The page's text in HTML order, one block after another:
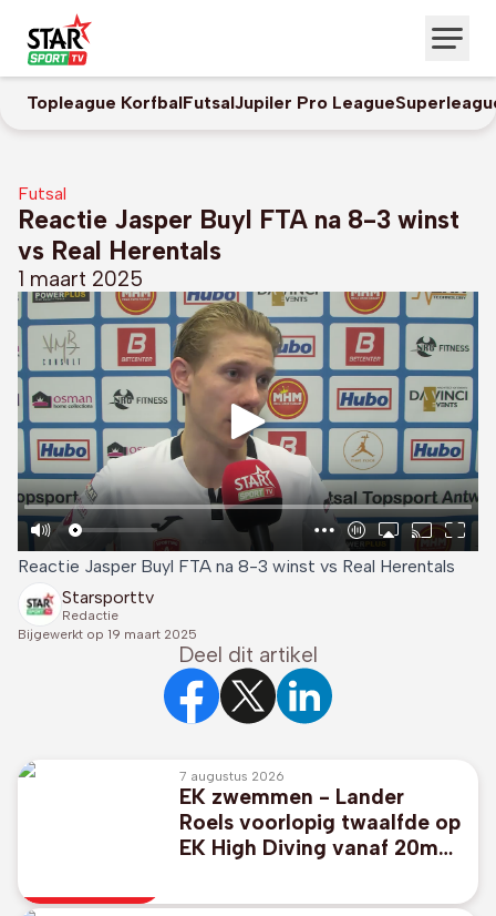
Topleague KorfbalFutsalJupiler Pro League
Futsal
Reactie Jasper Buyl FTA na 8-3 winst
vs Real Herentals
1 maart 2025
Reactie Jasper Buyl FTA na 8-3 winst vs Real Herentals
Starsporttv
Redactie
Bijgewerkt op 19 maart 2025
Deel dit artikel
7 augustus 2026
EK zwemmen - Lander
Roels voorlopig twaalfde op
EK High Diving vanaf 20m